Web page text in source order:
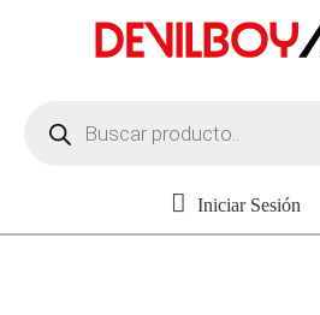
productos
Iniciar Sesión